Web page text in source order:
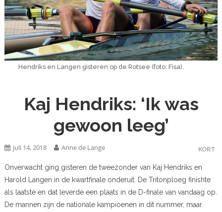
Hendriks en Langen gisteren op de Rotsee (foto: Fisa).
Kaj Hendriks: ‘Ik was
gewoon leeg’
KORT
juli 14, 2018 Anne de Lange
Onverwacht ging gisteren de tweezonder van Kaj Hendriks en
Harold Langen in de kwartfinale onderuit. De Tritonploeg finishte
als laatste en dat leverde een plaats in de D-finale van vandaag op.
De mannen zijn de nationale kampioenen in dit nummer, maar